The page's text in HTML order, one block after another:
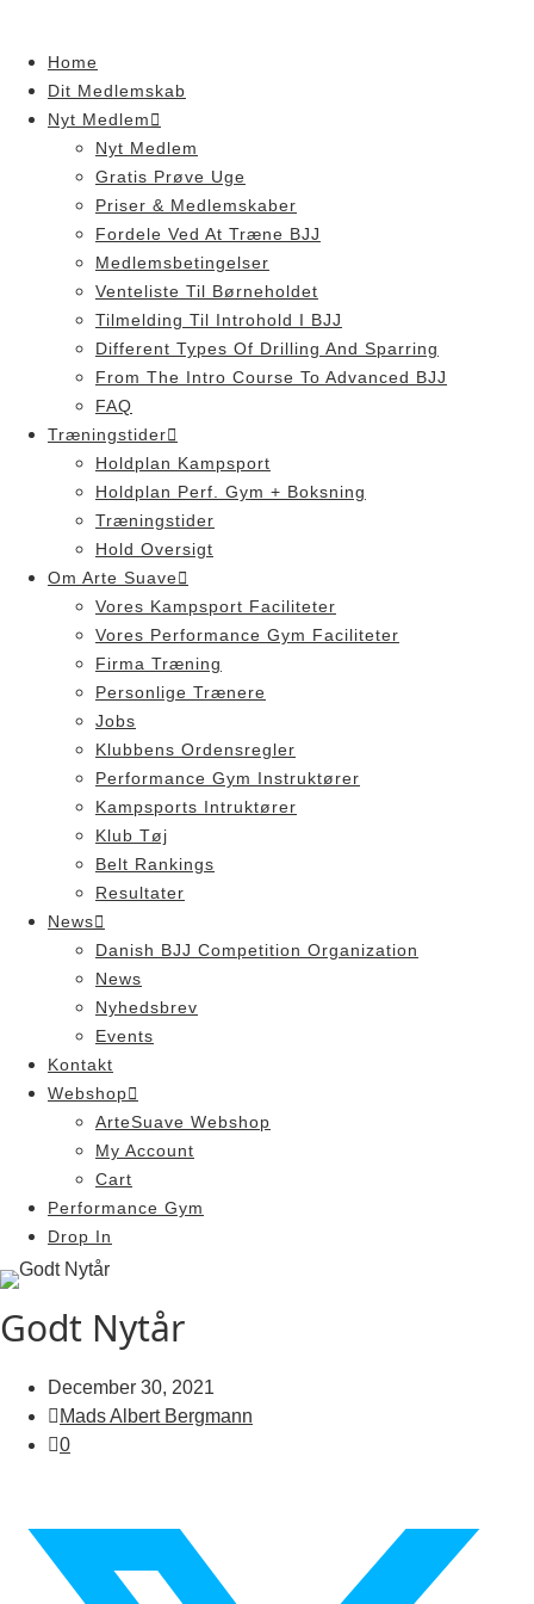
contentHome
Dit Medlemskab
Nyt Medlem
Nyt Medlem
Gratis Prøve Uge
Priser & Medlemskaber
Fordele Ved At Træne BJJ
Medlemsbetingelser
Venteliste Til Børneholdet
Tilmelding Til Introhold I BJJ
Different Types Of Drilling And Sparring
From The Intro Course To Advanced BJJ
FAQ
Træningstider
Holdplan Kampsport
Holdplan Perf. Gym + Boksning
Træningstider
Hold Oversigt
Om Arte Suave
Vores Kampsport Faciliteter
Vores Performance Gym Faciliteter
Firma Træning
Personlige Trænere
Jobs
Klubbens Ordensregler
Performance Gym Instruktører
Kampsports Intruktører
Klub Tøj
Belt Rankings
Resultater
News
Danish BJJ Competition Organization
News
Nyhedsbrev
Events
Kontakt
Webshop
ArteSuave Webshop
My Account
Cart
Performance Gym
Drop In
Godt Nytår
December 30, 2021
Mads Albert Bergmann
0